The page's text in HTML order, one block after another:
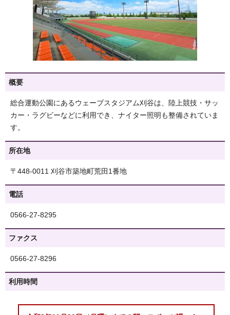
概要
総合運動公園にあるウェーブスタジアム刈谷は、陸上競技・サッ
カー・ラグビーなどに利用でき、ナイター照明も整備されていま
す。
所在地
〒448-0011 刈谷市築地町荒田1番地
電話
0566-27-8295
ファクス
0566-27-8296
利用時間